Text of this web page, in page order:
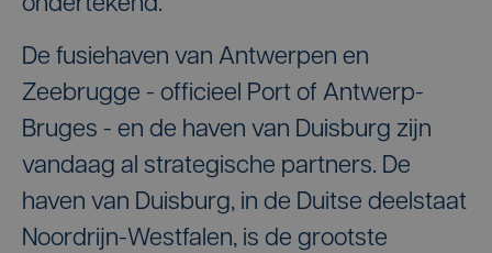
De fusiehaven van Antwerpen en
Zeebrugge - officieel Port of Antwerp-
Bruges - en de haven van Duisburg zijn
vandaag al strategische partners. De
haven van Duisburg, in de Duitse deelstaat
Noordrijn-Westfalen, is de grootste